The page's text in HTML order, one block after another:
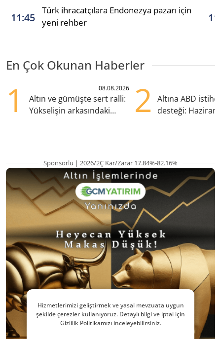
11:45
Türk ihracatçılara Endonezya pazarı için
yeni rehber
En Çok Okunan Haberler
1 08.08.2026
Altın ve gümüşte sert ralli:
Yükselişin arkasındaki
2
Altına ABD
desteği:
Sponsorlu | 2026/2Ç Kar/Zarar 17.84%-82.16%
Hizmetlerimizi geliştirmek ve yasal mevzuata uygun
şekilde çerezler kullanıyoruz. Detaylı bilgi ve iptal için
Gizlilik Politikamızı inceleyebilirsiniz.